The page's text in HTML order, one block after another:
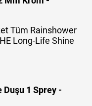
Tüm Rainshower
Long-Life Shine
Duşu 1 Sprey -